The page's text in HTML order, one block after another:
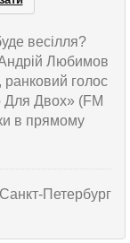
весілля?
Любимов
ранковий голос
Для Двох» (FM
в прямому
Петербург